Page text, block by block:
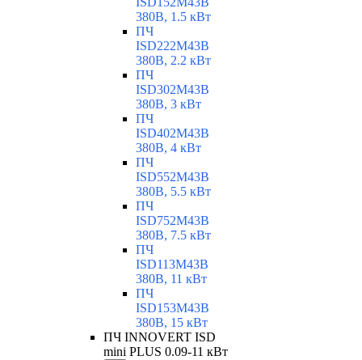
380В, 1.5 кВт
ПЧ
ISD222M43B
380В, 2.2 кВт
ПЧ
ISD302M43B
380В, 3 кВт
ПЧ
ISD402M43B
380В, 4 кВт
ПЧ
ISD552M43B
380В, 5.5 кВт
ПЧ
ISD752M43B
380В, 7.5 кВт
ПЧ
ISD113M43B
380В, 11 кВт
ПЧ
ISD153M43B
380В, 15 кВт
ПЧ INNOVERT ISD
mini PLUS 0.09-11 кВт